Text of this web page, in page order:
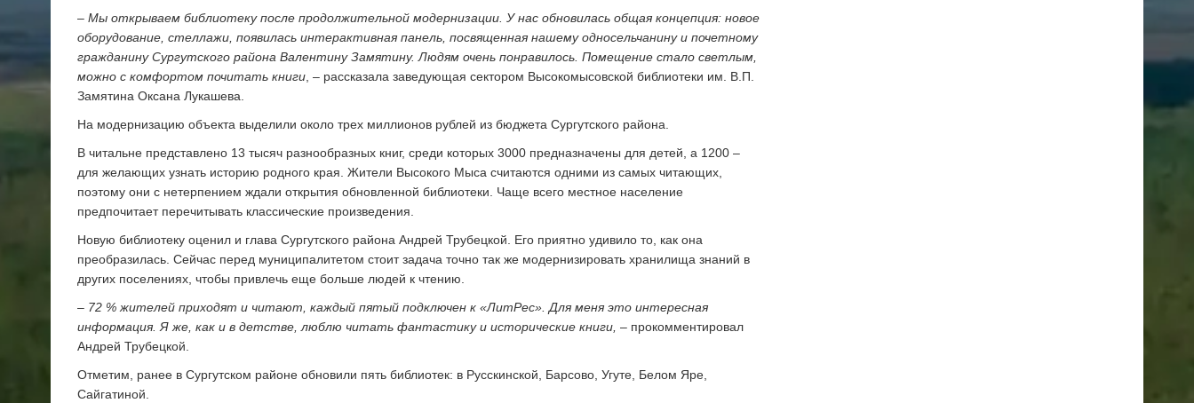
– Мы открываем библиотеку после продолжительной модернизации. У нас обновилась общая концепция: новое
оборудование, стеллажи, появилась интерактивная панель, посвященная нашему односельчанину и почетному
гражданину Сургутского района Валентину Замятину. Людям очень понравилось. Помещение стало светлым,
можно с комфортом почитать книги, – рассказала заведующая сектором Высокомысовской библиотеки им. В.П.
Замятина Оксана Лукашева.
На модернизацию объекта выделили около трех миллионов рублей из бюджета Сургутского района.
В читальне представлено 13 тысяч разнообразных книг, среди которых 3000 предназначены для детей, а 1200 –
для желающих узнать историю родного края. Жители Высокого Мыса считаются одними из самых читающих,
поэтому они с нетерпением ждали открытия обновленной библиотеки. Чаще всего местное население
предпочитает перечитывать классические произведения.
Новую библиотеку оценил и глава Сургутского района Андрей Трубецкой. Его приятно удивило то, как она
преобразилась. Сейчас перед муниципалитетом стоит задача точно так же модернизировать хранилища знаний в
других поселениях, чтобы привлечь еще больше людей к чтению.
– 72 % жителей приходят и читают, каждый пятый подключен к «ЛитРес». Для меня это интересная
информация. Я же, как и в детстве, люблю читать фантастику и исторические книги, – прокомментировал
Андрей Трубецкой.
Отметим, ранее в Сургутском районе обновили пять библиотек: в Русскинской, Барсово, Угуте, Белом Яре,
Сайгатиной.